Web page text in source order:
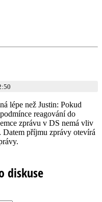
lépe než Justin: Pokud
reagování do
zprávu v DS nemá vliv
Datem příjmu zprávy otevírá
diskuse